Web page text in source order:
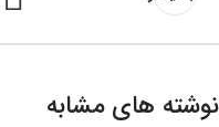
نوشته های مشابه